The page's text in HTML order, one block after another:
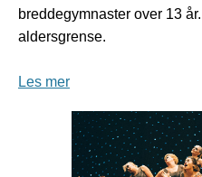
breddegymnaster over 13
aldersgrense.
Les mer